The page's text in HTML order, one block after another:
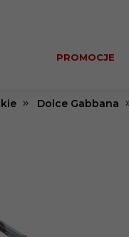
PROMOCJE
Dolce Gabbana